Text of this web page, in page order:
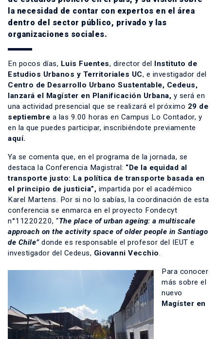
la necesidad de contar con expertos en el área
dentro del sector público, privado y las
organizaciones sociales.
En pocos días, Luis Fuentes, director del Instituto de
Estudios Urbanos y Territoriales UC, e investigador del
Centro de Desarrollo Urbano Sustentable, Cedeus,
lanzará el Magíster en Planificación Urbana, y será en
una actividad presencial que se realizará el próximo 29 de
septiembre a las 9.00 horas en Campus Lo Contador, y
en la que puedes participar, inscribiéndote previamente
aquí.
Ya se comenta que, en el programa de la jornada, se
destaca la Conferencia Magistral: “De la equidad al
transporte justo: La política de transporte basada en
el principio de justicia”, impartida por el académico
Karel Martens. Por si no lo sabías, la coordinación de esta
conferencia se enmarca en el proyecto Fondecyt
n°11220220, “The place of urban ageing: a multiscale
approach on the activity space of older people in Santiago
de Chile”donde es responsable el profesor del IEUT e
investigador del Cedeus, Giovanni Vecchio.
Para conocer
más sobre el
nuevo
Magíster en